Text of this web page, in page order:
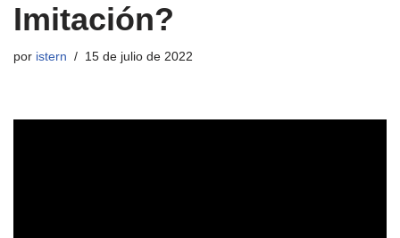
Imitación?
por istern 15 de julio de 2022